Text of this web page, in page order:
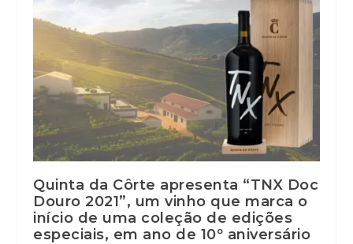
Quinta da Côrte apresenta “TNX Doc
Douro 2021”, um vinho que marca o
início de uma coleção de edições
especiais, em ano de 10º aniversário